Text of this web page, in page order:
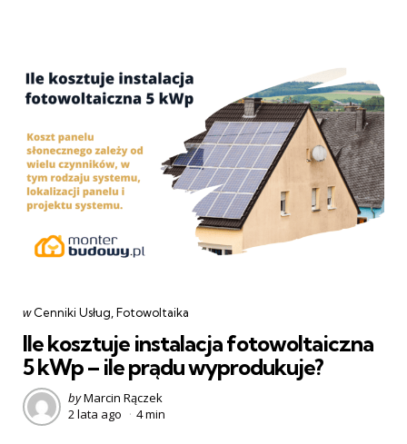
Categories
post
w Cenniki Usług Fotowoltaika
Ile kosztuje instalacja fotowoltaiczna
5 kWp – ile prądu wyprodukuje?
Posted
by
byMarcin Rączek
2 lata ago
4 min